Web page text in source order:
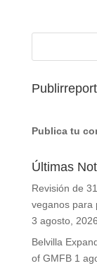
Publica tu
Últimas
Revisión de
veganos para
3 agosto, 2026
Belvilla
of GMFB 1